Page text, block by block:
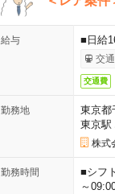
給与 ■日給
交
交通費
勤務地
東京都
東京駅
株式
勤務時間
■シフ
～